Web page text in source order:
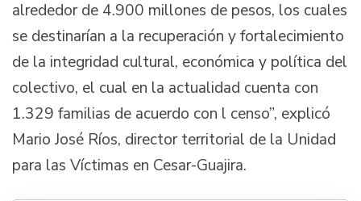
alrededor de 4.900 millones de pesos, los cuales
se destinarían a la recuperación y fortalecimiento
de la integridad cultural, económica y política del
colectivo, el cual en la actualidad cuenta con
1.329 familias de acuerdo con l censo”, explicó
Mario José Ríos, director territorial de la Unidad
para las Víctimas en Cesar-Guajira.